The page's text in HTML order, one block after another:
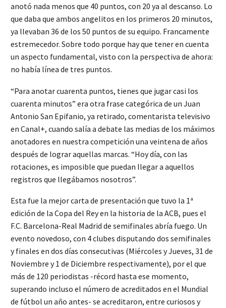
anotó nada menos que 40 puntos, con 20 ya al descanso. Lo
que daba que ambos angelitos en los primeros 20 minutos,
ya llevaban 36 de los 50 puntos de su equipo. Francamente
estremecedor. Sobre todo porque hay que tener en cuenta
un aspecto fundamental, visto con la perspectiva de ahora:
no había línea de tres puntos.
“Para anotar cuarenta puntos, tienes que jugar casi los
cuarenta minutos” era otra frase categórica de un Juan
Antonio San Epifanio, ya retirado, comentarista televisivo
en Canal+, cuando salía a debate las medias de los máximos
anotadores en nuestra competición una veintena de años
después de lograr aquellas marcas. “Hoy día, con las
rotaciones, es imposible que puedan llegar a aquellos
registros que llegábamos nosotros”.
Esta fue la mejor carta de presentación que tuvo la 1ª
edición de la Copa del Rey en la historia de la ACB, pues el
F.C. Barcelona-Real Madrid de semifinales abría fuego. Un
evento novedoso, con 4 clubes disputando dos semifinales
y finales en dos días consecutivas (Miércoles y Jueves, 31 de
Noviembre y 1 de Diciembre respectivamente), por el que
más de 120 periodistas -récord hasta ese momento,
superando incluso el número de acreditados en el Mundial
de fútbol un año antes- se acreditaron, entre curiosos y